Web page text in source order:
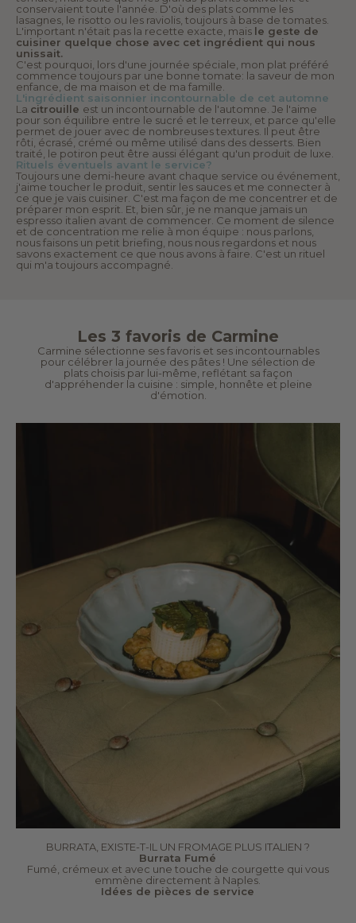
conservaient toute l'année. D'où des plats comme les
lasagnes, le risotto ou les raviolis, toujours à base de tomates.
L'important n'était pas la recette exacte, mais le geste de
cuisiner quelque chose avec cet ingrédient qui nous
unissait.
C'est pourquoi, lors d'une journée spéciale, mon plat préféré
commence toujours par une bonne tomate: la saveur de mon
enfance, de ma maison et de ma famille.
L'ingrédient saisonnier incontournable de cet automne
La citrouille est un incontournable de l'automne. Je l'aime
pour son équilibre entre le sucré et le terreux, et parce qu'elle
permet de jouer avec de nombreuses textures. Il peut être
rôti, écrasé, crémé ou même utilisé dans des desserts. Bien
traité, le potiron peut être aussi élégant qu'un produit de luxe.
Rituels éventuels avant le service?
Toujours une demi-heure avant chaque service ou événement,
j'aime toucher le produit, sentir les sauces et me connecter à
ce que je vais cuisiner. C'est ma façon de me concentrer et de
préparer mon esprit. Et, bien sûr, je ne manque jamais un
espresso italien avant de commencer. Ce moment de silence
et de concentration me relie à mon équipe : nous parlons,
nous faisons un petit briefing, nous nous regardons et nous
savons exactement ce que nous avons à faire. C'est un rituel
qui m'a toujours accompagné.
Les 3 favoris de Carmine
Carmine sélectionne ses favoris et ses incontournables
pour célébrer la journée des pâtes ! Une sélection de
plats choisis par lui-même, reflétant sa façon
d'appréhender la cuisine : simple, honnête et pleine
d'émotion.
BURRATA, EXISTE-T-IL UN FROMAGE PLUS ITALIEN ?
Burrata Fumé
Fumé, crémeux et avec une touche de courgette qui vous
emmène directement à Naples.
Idées de pièces de service